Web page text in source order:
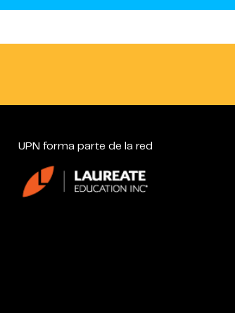
UPN forma parte de la red